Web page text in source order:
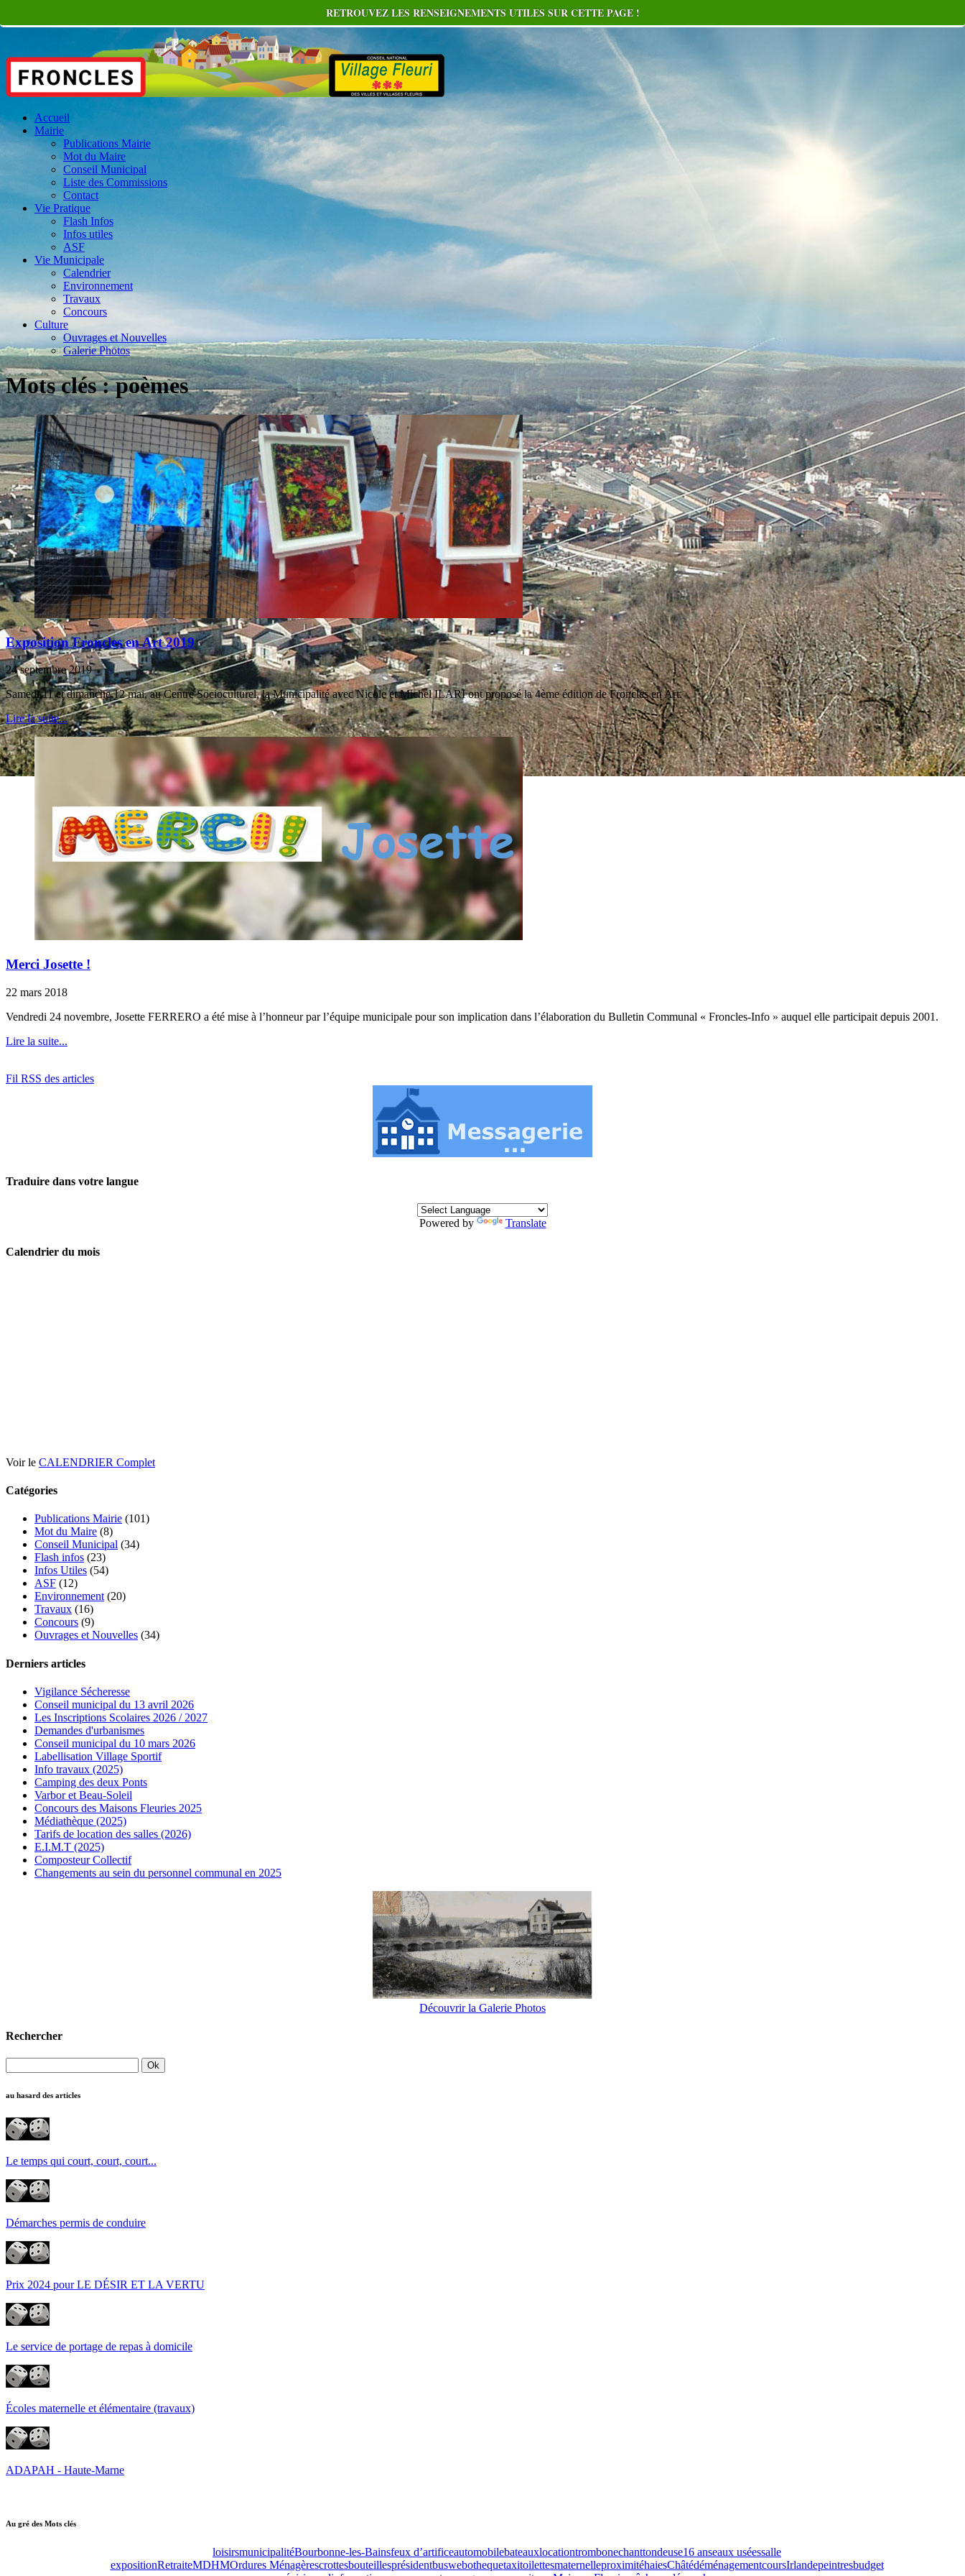
Accueil
Mairie
Publications Mairie
Mot du Maire
Conseil Municipal
Liste des Commissions
Contact
Vie Pratique
Flash Infos
Infos utiles
ASF
Vie Municipale
Calendrier
Environnement
Travaux
Concours
Culture
Ouvrages et Nouvelles
Galerie Photos
Mots clés : poèmes
Exposition Froncles en Art 2019
24 septembre 2019
Samedi 11 et dimanche 12 mai, au Centre Socioculturel, la Municipalité avec Nicole et Michel ILARI ont proposé la 4ème édition de Froncles en Art.
Lire la suite...
Merci Josette !
22 mars 2018
Vendredi 24 novembre, Josette FERRERO a été mise à l’honneur par l’équipe municipale pour son implication dans l’élaboration du Bulletin Communal « Froncles-Info » auquel elle participait depuis 2001.
Lire la suite...
Fil RSS des articles
Traduire dans votre langue
Powered by Translate
Calendrier du mois
Voir le CALENDRIER Complet
Catégories
Publications Mairie (101)
Mot du Maire (8)
Conseil Municipal (34)
Flash infos (23)
Infos Utiles (54)
ASF (12)
Environnement (20)
Travaux (16)
Concours (9)
Ouvrages et Nouvelles (34)
Derniers articles
Vigilance Sécheresse
Conseil municipal du 13 avril 2026
Les Inscriptions Scolaires 2026 / 2027
Demandes d'urbanismes
Conseil municipal du 10 mars 2026
Labellisation Village Sportif
Info travaux (2025)
Camping des deux Ponts
Varbor et Beau-Soleil
Concours des Maisons Fleuries 2025
Médiathèque (2025)
Tarifs de location des salles (2026)
E.I.M.T (2025)
Composteur Collectif
Changements au sein du personnel communal en 2025
Découvrir la Galerie Photos
Rechercher
au hasard des articles
Le temps qui court, court, court...
Démarches permis de conduire
Prix 2024 pour LE DÉSIR ET LA VERTU
Le service de portage de repas à domicile
Écoles maternelle et élémentaire (travaux)
ADAPAH - Haute-Marne
Au gré des Mots clés
loisirsmunicipalitéBourbonne-les-Bainsfeux d’artificeautomobilebateauxlocationtrombonechanttondeuse16 anseaux uséessalle
expositionRetraiteMDHMOrdures MénagèrescrottesbouteillesprésidentbuswebothequetaxitoilettesmaternelleproximitéhaiesChâtédéménagementcoursIrlandepeintresbudget
RETROUVEZ LES RENSEIGNEMENTS UTILES SUR CETTE PAGE !